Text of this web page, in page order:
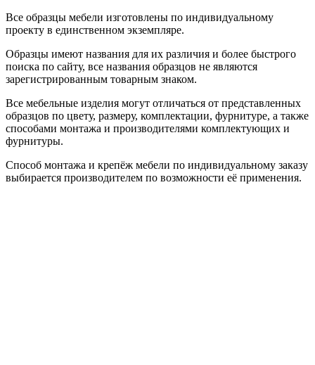
Все образцы мебели изготовлены по индивидуальному
проекту в единственном экземпляре.
Образцы имеют названия для их различия и более быстрого
поиска по сайту, все названия образцов не являются
зарегистрированным товарным знаком.
Все мебельные изделия могут отличаться от представленных
образцов по цвету, размеру, комплектации, фурнитуре, а также
способами монтажа и производителями комплектующих и
фурнитуры.
Способ монтажа и крепёж мебели по индивидуальному заказу
выбирается производителем по возможности её применения.